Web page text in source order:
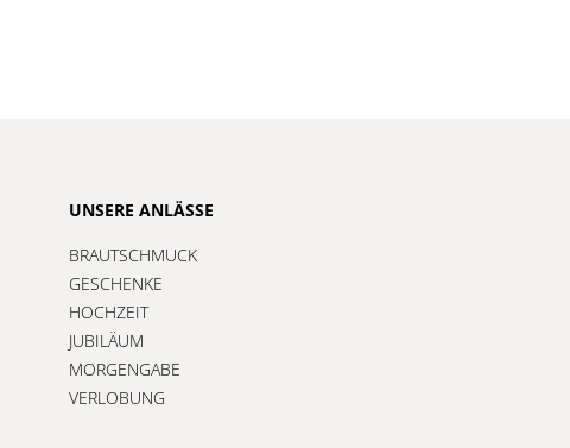
UNSERE ANLÄSSE
BRAUTSCHMUCK
GESCHENKE
HOCHZEIT
JUBILÄUM
MORGENGABE
VERLOBUNG